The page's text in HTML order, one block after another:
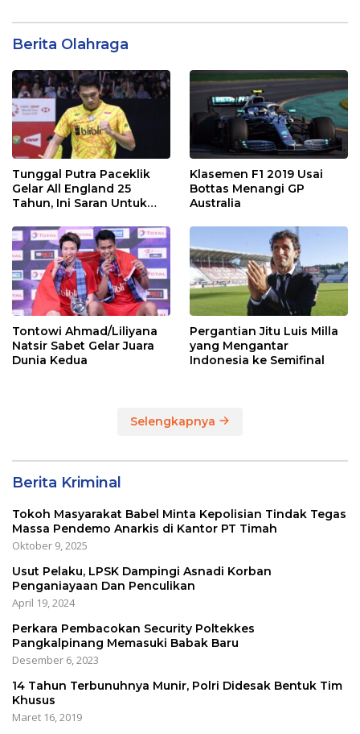
Berita Olahraga
Tunggal Putra Paceklik
Gelar All England 25
Tahun, Ini Saran Untuk
Klasemen F1 2019 Usai
Bottas Menangi GP
Australia
Tontowi Ahmad/Liliyana
Natsir Sabet Gelar Juara
Dunia Kedua
Pergantian Jitu Luis Milla
yang Mengantar
Indonesia ke Semifinal
Selengkapnya
Berita Kriminal
Tokoh Masyarakat Babel Minta Kepolisian Tindak Tegas
Massa Pendemo Anarkis di Kantor PT Timah
Oktober 9, 2025
Usut Pelaku, LPSK Dampingi Asnadi Korban
Penganiayaan Dan Penculikan
April 19, 2024
Perkara Pembacokan Security Poltekkes
Pangkalpinang Memasuki Babak Baru
Desember 6, 2023
14 Tahun Terbunuhnya Munir, Polri Didesak Bentuk Tim
Khusus
Maret 16, 2019